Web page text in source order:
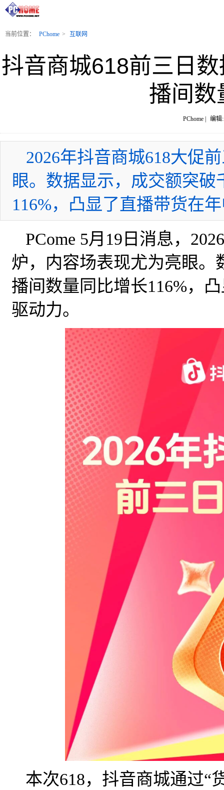
当前位置： PChome > 互联网
抖音商城618前三日
播间数
PChome | 编辑
2026年抖音商城618大促
眼。数据显示，成交额突
116%，凸显了直播带货在
PCome 5月19日消息，
炉，内容场表现尤为亮眼
播间数量同比增长116%，
驱动力。
本次618，抖音商城通过“